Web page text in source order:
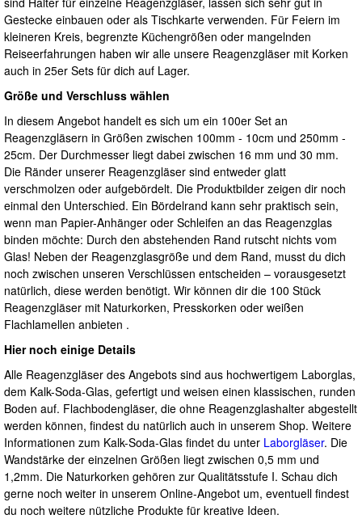
Gestecke einbauen oder als Tischkarte verwenden. Für Feiern im
kleineren Kreis, begrenzte Küchengrößen oder mangelnden
Reiseerfahrungen haben wir alle unsere Reagenzgläser mit Korken
auch in 25er Sets für dich auf Lager.
Größe und Verschluss wählen
In diesem Angebot handelt es sich um ein 100er Set an
Reagenzgläsern in Größen zwischen 100mm - 10cm und 250mm -
25cm. Der Durchmesser liegt dabei zwischen 16 mm und 30 mm.
Die Ränder unserer Reagenzgläser sind entweder glatt
verschmolzen oder aufgebördelt. Die Produktbilder zeigen dir noch
einmal den Unterschied. Ein Bördelrand kann sehr praktisch sein,
wenn man Papier-Anhänger oder Schleifen an das Reagenzglas
binden möchte: Durch den abstehenden Rand rutscht nichts vom
Glas! Neben der Reagenzglasgröße und dem Rand, musst du dich
noch zwischen unseren Verschlüssen entscheiden – vorausgesetzt
natürlich, diese werden benötigt. Wir können dir die 100 Stück
Reagenzgläser mit Naturkorken, Presskorken oder weißen
Flachlamellen anbieten .
Hier noch einige Details
Alle Reagenzgläser des Angebots sind aus hochwertigem Laborglas,
dem Kalk-Soda-Glas, gefertigt und weisen einen klassischen, runden
Boden auf. Flachbodengläser, die ohne Reagenzglashalter abgestellt
werden können, findest du natürlich auch in unserem Shop. Weitere
Informationen zum Kalk-Soda-Glas findet du unter Laborgläser. Die
Wandstärke der einzelnen Größen liegt zwischen 0,5 mm und
1,2mm. Die Naturkorken gehören zur Qualitätsstufe I. Schau dich
gerne noch weiter in unserem Online-Angebot um, eventuell findest
du noch weitere nützliche Produkte für kreative Ideen.